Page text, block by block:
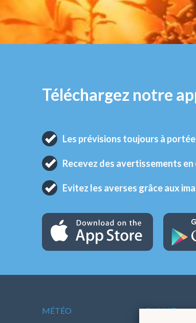
Téléchargez notre
Les prévisions toujours à portée
Recevez des avertissements
Evitez les averses grâce aux
MÉTÉO CLIMAT